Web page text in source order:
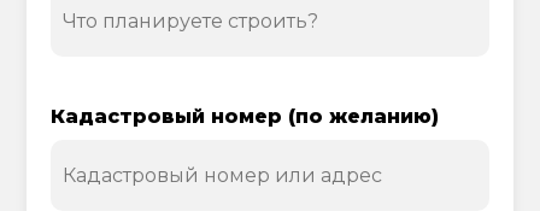
Кадастровый номер (по желанию)